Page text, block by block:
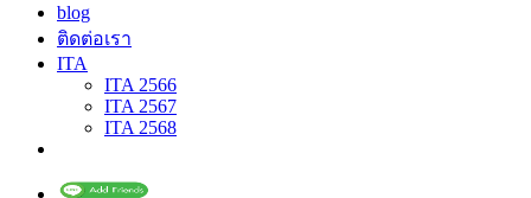
blog
ติดต่อเรา
ITA
ITA 2566
ITA 2567
ITA 2568